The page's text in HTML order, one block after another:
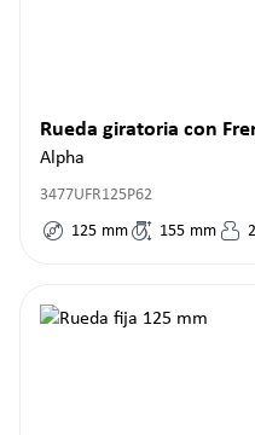
Rueda giratoria con
Alpha
3477UFR125P62
125 mm 155 mm